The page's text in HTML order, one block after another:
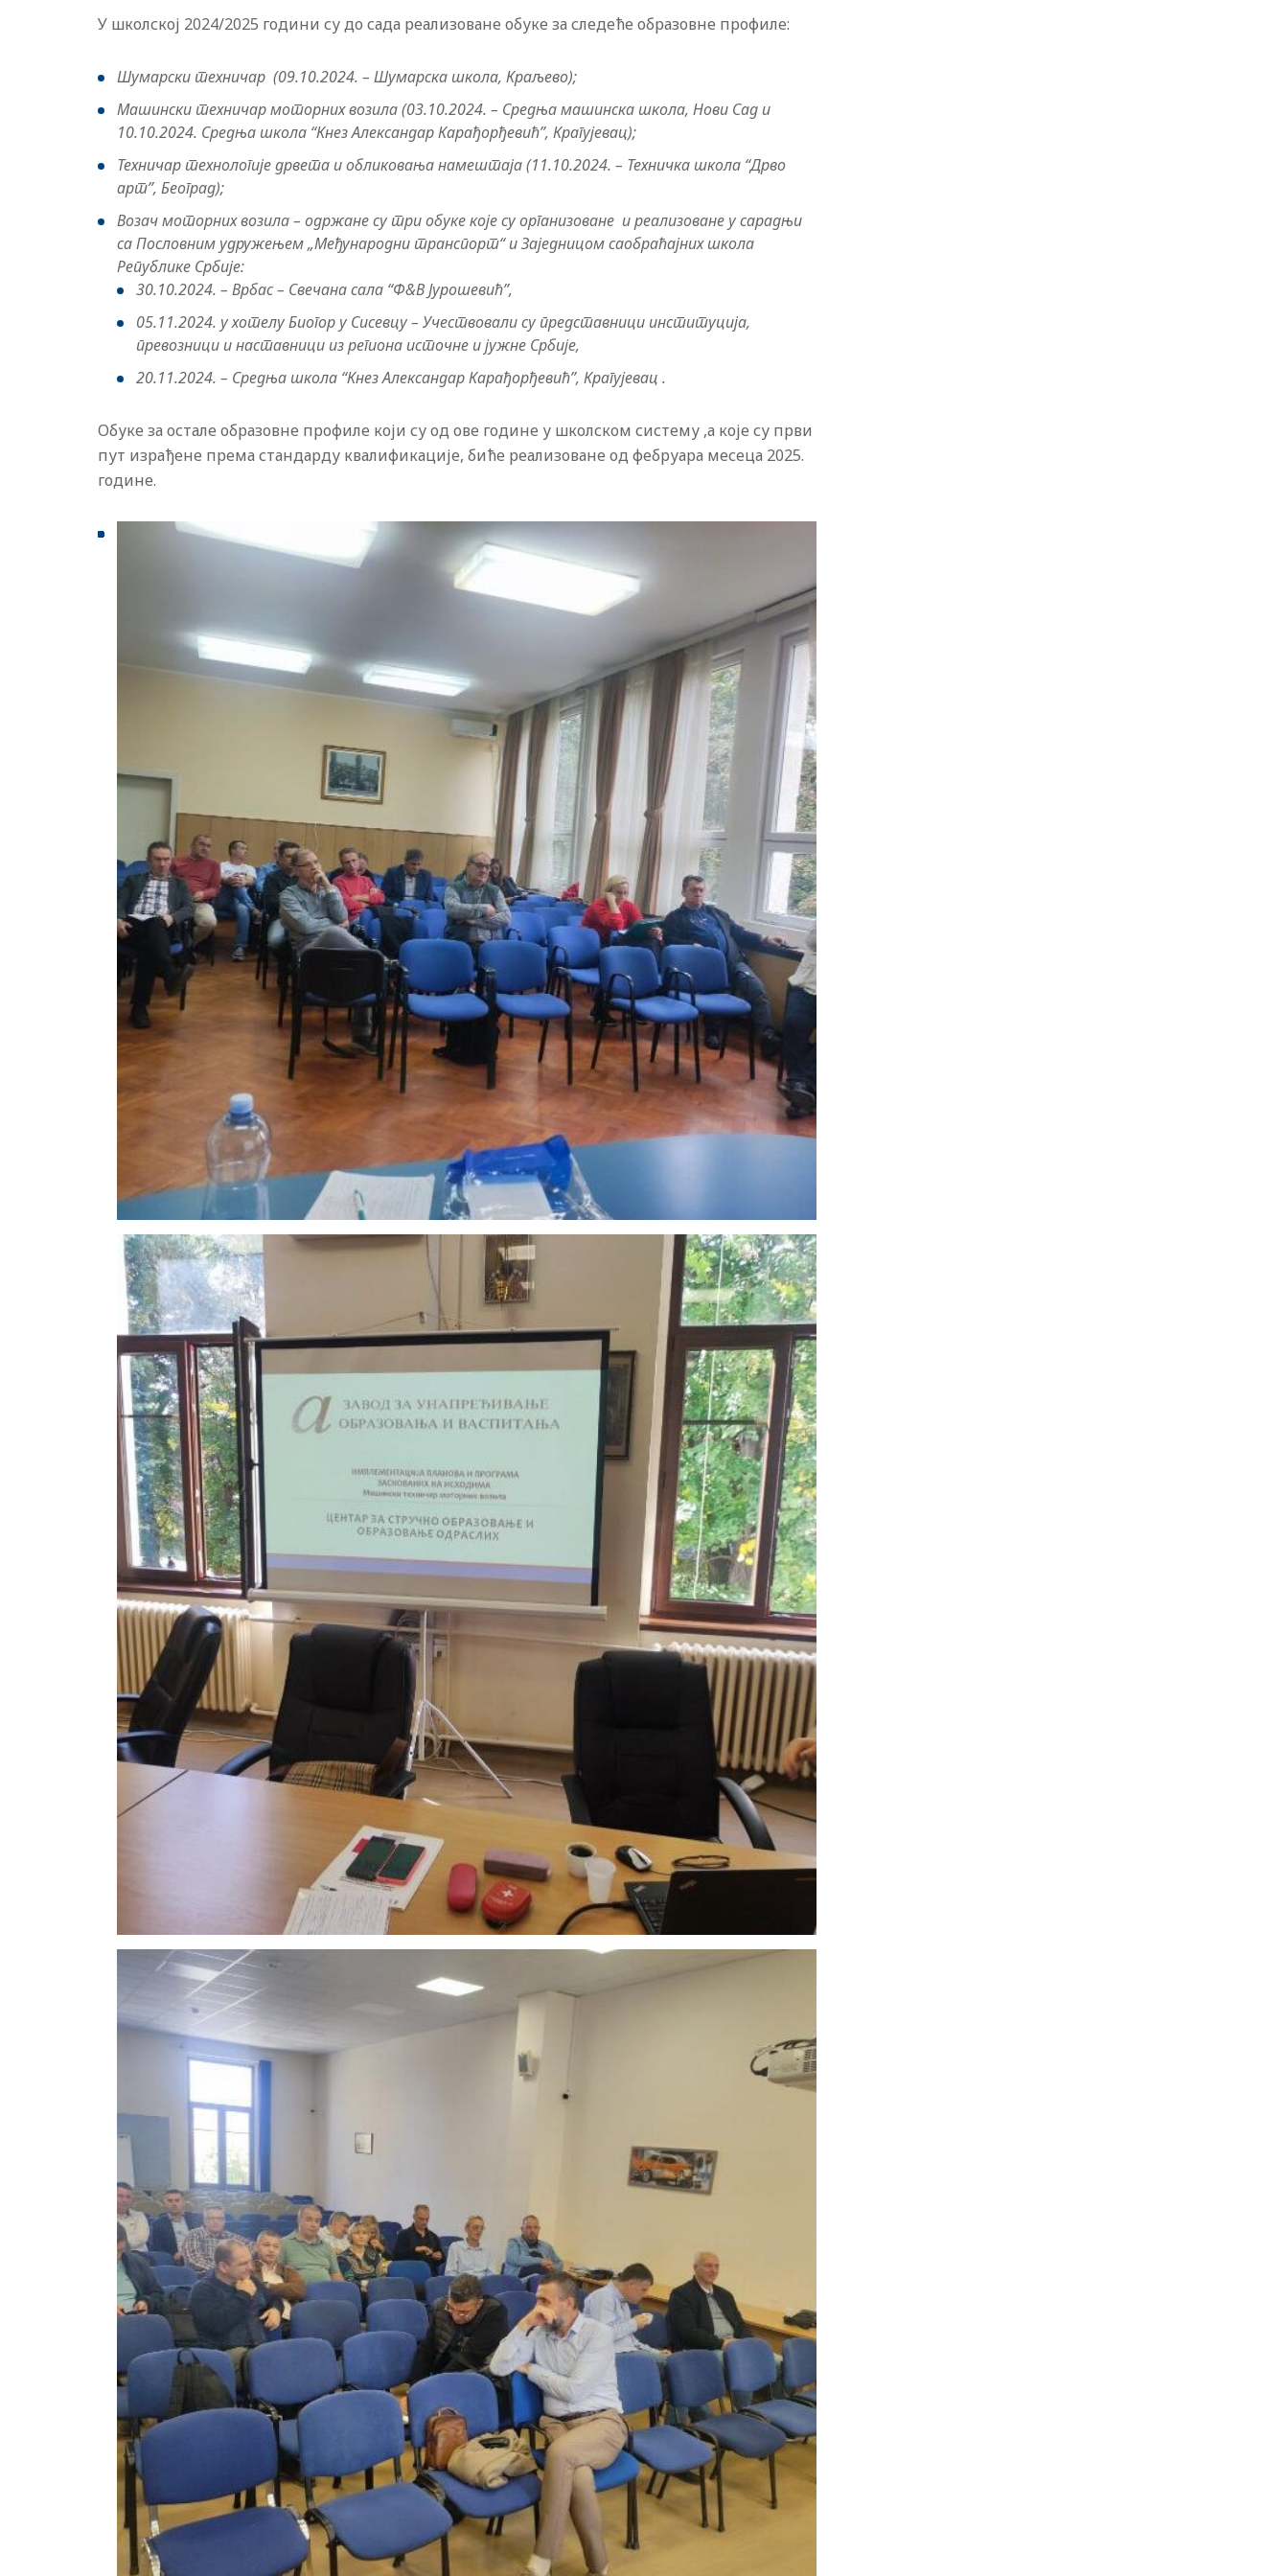
У школској 2024/2025 години су до сада реализоване обуке за следеће образовне профиле:
Шумарски техничар (09.10.2024. – Шумарска школа, Краљево);
Машински техничар моторних возила (03.10.2024. – Средња машинска школа, Нови Сад и
10.10.2024. Средња школа “Кнез Александар Карађорђевић”, Крагујевац);
Техничар технологије дрвета и обликовања намештаја (11.10.2024. – Техничка школа “Дрво
арт”, Београд);
Возач моторних возила – одржане су три обуке које су организоване и реализоване у сарадњи
са Пословним удружењем „Међународни транспорт“ и Заједницом саобраћајних школа
Републике Србије:
30.10.2024. – Врбас – Свечана сала “Ф&В Јурошевић”,
05.11.2024. у хотелу Биогор у Сисевцу – Учествовали су представници институција,
превозници и наставници из региона источне и јужне Србије,
20.11.2024. – Средња школа “Кнез Александар Карађорђевић”, Крагујевац .
Обуке за остале образовне профиле који су од ове године у школском систему ,а које су први
пут израђене према стандарду квалификације, биће реализоване од фебруара месеца 2025.
године.